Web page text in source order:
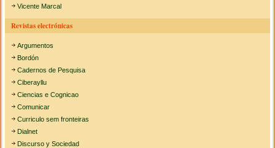
Vicente Marcal
Revistas electrónicas
Argumentos
Bordón
Cadernos de Pesquisa
Ciberayllu
Ciencias e Cognicao
Comunicar
Curriculo sem fronteiras
Dialnet
Discurso y Sociedad